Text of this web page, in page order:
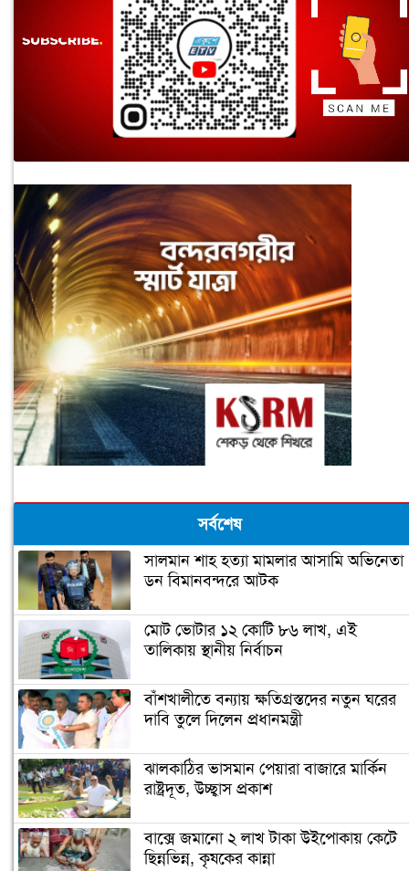
সর্বশেষ
সালমান শাহ হত্যা মামলার আসামি অভিনেতা
ডন বিমানবন্দরে আটক
মোট ভোটার ১২ কোটি ৮৬ লাখ, এই
তালিকায় স্থানীয় নির্বাচন
বাঁশখালীতে বন্যায় ক্ষতিগ্রস্তদের নতুন ঘরের
দাবি তুলে দিলেন প্রধানমন্ত্রী
ঝালকাঠির ভাসমান পেয়ারা বাজারে মার্কিন
রাষ্ট্রদূত, উচ্ছ্বাস প্রকাশ
বাক্সে জমানো ২ লাখ টাকা উইপোকায় কেটে
ছিন্নভিন্ন, কৃষকের কান্না